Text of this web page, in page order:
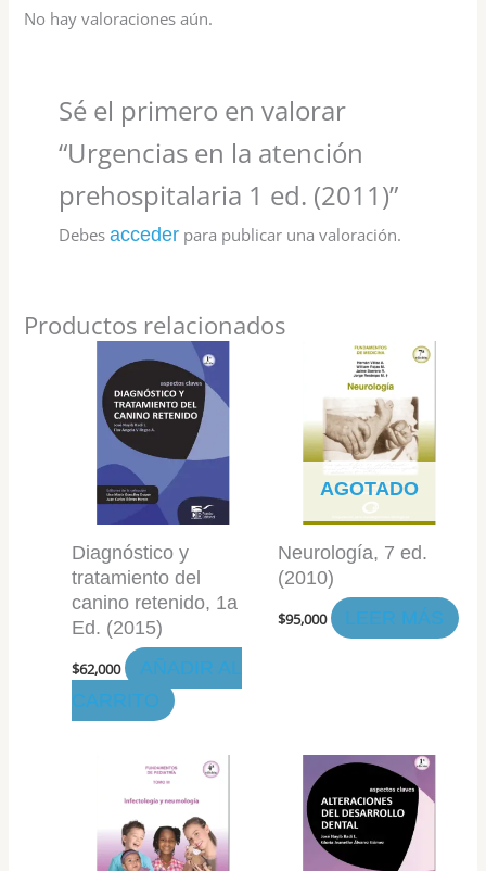
No hay valoraciones aún.
Sé el primero en valorar
“Urgencias en la atención
prehospitalaria 1 ed. (2011)”
Debes accederpara publicar una valoración.
Productos relacionados
Diagnóstico y
tratamiento del
canino retenido, 1a
Ed. (2015)
$62,000
AÑADIR AL
CARRITO
AGOTADO
Neurología, 7 ed.
(2010)
$95,000 LEER MÁS